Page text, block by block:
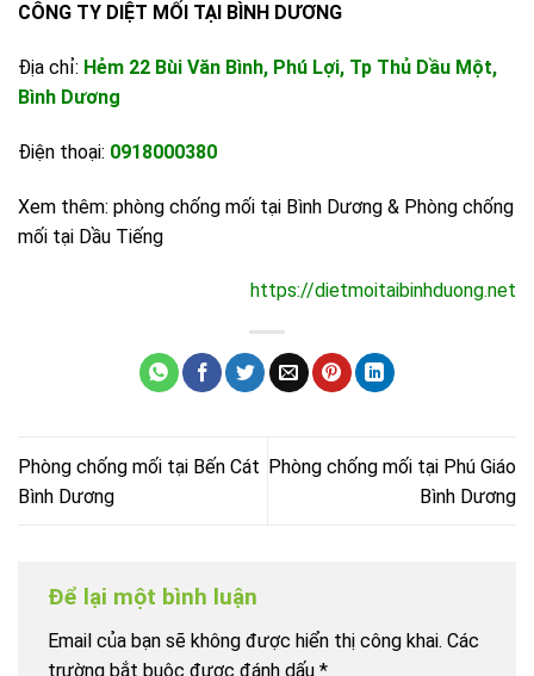
CÔNG TY DIỆT MỐI TẠI BÌNH DƯƠNG
Địa chỉ: Hẻm 22 Bùi Văn Bình, Phú Lợi, Tp Thủ Dầu Một,
Bình Dương
Điện thoại: 0918000380
Xem thêm: phòng chống mối tại Bình Dương & Phòng chống
mối tại Dầu Tiếng
https://dietmoitaibinhduong.net
Phòng chống mối tại Bến Cát
Bình Dương
Phòng chống mối tại Phú Giáo
Bình Dương
Để lại một bình luận
Email của bạn sẽ không được hiển thị công khai. Các
trường bắt buộc được đánh dấu *